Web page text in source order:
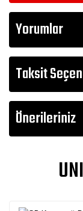
Yorumlar
Taksit
Önerileriniz